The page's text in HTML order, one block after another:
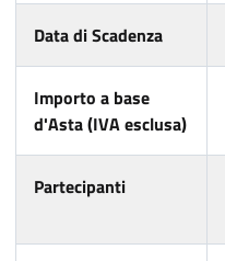
Data di Scadenza
Importo a base
d'Asta (IVA esclusa)
Partecipanti